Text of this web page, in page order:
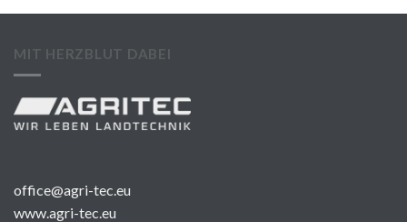
MIT HERZBLUT DABEI
office@agri-tec.eu
www.agri-tec.eu